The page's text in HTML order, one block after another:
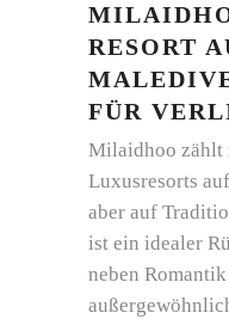
RESORT
FÜR
Milaidhoo zählt
Luxusresorts
aber auf
ist ein idealer
neben